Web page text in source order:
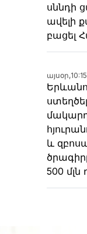
սննդի
ավելի
բացել
այսօր,10:15
և
500 մլն